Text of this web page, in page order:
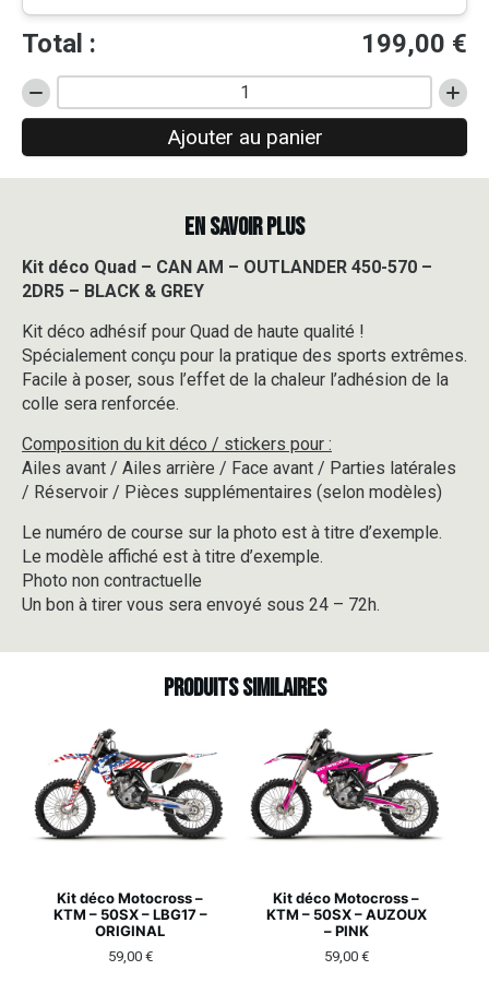
Total : 199,00 €
quantité
de
Quad
-
OUTLANDER
570
-
2DR5
-
BLACK
&
GREY
Ajouter au panier
EN SAVOIR PLUS
Kit déco Quad – CAN AM – OUTLANDER 450-570 –
2DR5 – BLACK & GREY
Kit déco adhésif pour Quad de haute qualité !
Spécialement conçu pour la pratique des sports extrêmes.
Facile à poser, sous l’effet de la chaleur l’adhésion de la
colle sera renforcée.
Composition du kit déco / stickers pour :
Ailes avant / Ailes arrière / Face avant / Parties latérales
/ Réservoir / Pièces supplémentaires (selon modèles)
Le numéro de course sur la photo est à titre d’exemple.
Le modèle affiché est à titre d’exemple.
Photo non contractuelle
Un bon à tirer vous sera envoyé sous 24 – 72h.
Produits similaires
Kit déco Motocross –
KTM – 50SX – LBG17 –
ORIGINAL
59,00 €
Kit déco Motocross –
KTM – 50SX – AUZOUX
– PINK
59,00 €